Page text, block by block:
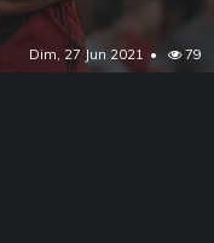
Dim, 27 Jun 2021 79